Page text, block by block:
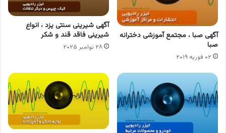
آگهی صبا ، مجتمع آموزشی دخترانه
صبا
۰۲ فوریه ۲۰۱۹
آگهی شیرینی سنتی یزد ، انواع
شیرینی فاقد قند و شکر
۲۸ نوامبر ۲۰۲۵